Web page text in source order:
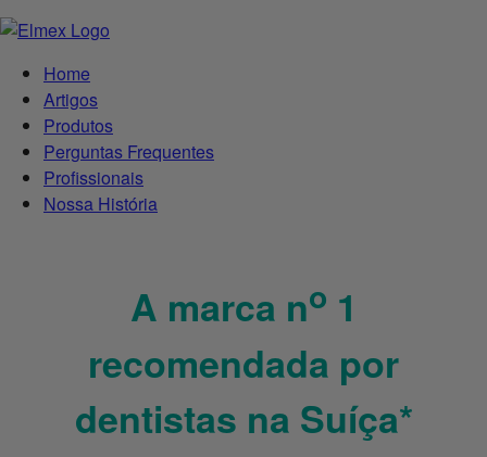
Home
Artigos
Produtos
Perguntas Frequentes
Profissionais
Nossa História
A marca no 1
recomendada por
dentistas na Suíça*